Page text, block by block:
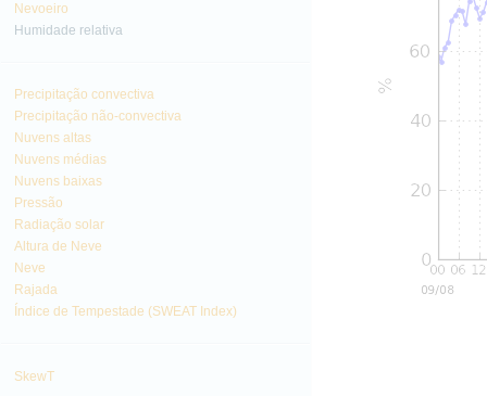
Nevoeiro
Humidade relativa
Precipitação convectiva
Precipitação não-convectiva
Nuvens altas
Nuvens médias
Nuvens baixas
Pressão
Radiação solar
Altura de Neve
Neve
Rajada
Índice de Tempestade (SWEAT Index)
SkewT